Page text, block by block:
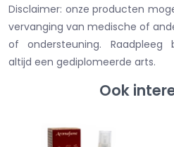
Disclaimer: onze producten
vervanging van medische of
of ondersteuning. Raadpleeg
altijd een gediplomeerde arts.
Ook